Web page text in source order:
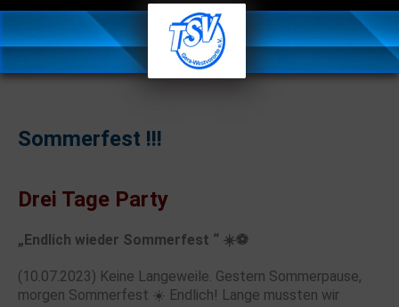
Sommerfest !!!
Drei Tage Party
„Endlich wieder Sommerfest “ ☀️⚽️
(10.07.2023) Keine Langeweile. Gestern Sommerpause,
morgen Sommerfest ☀️ Endlich! Lange mussten wir